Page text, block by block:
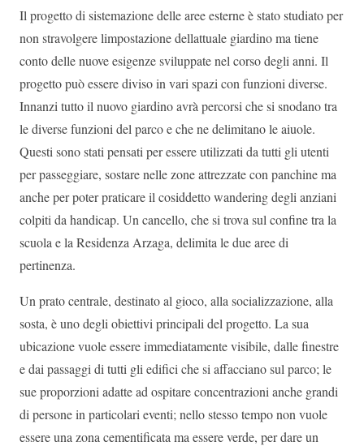
Il progetto di sistemazione delle aree esterne è stato studiato per
non stravolgere limpostazione dellattuale giardino ma tiene
conto delle nuove esigenze sviluppate nel corso degli anni. Il
progetto può essere diviso in vari spazi con funzioni diverse.
Innanzi tutto il nuovo giardino avrà percorsi che si snodano tra
le diverse funzioni del parco e che ne delimitano le aiuole.
Questi sono stati pensati per essere utilizzati da tutti gli utenti
per passeggiare, sostare nelle zone attrezzate con panchine ma
anche per poter praticare il cosiddetto wandering degli anziani
colpiti da handicap. Un cancello, che si trova sul confine tra la
scuola e la Residenza Arzaga, delimita le due aree di
pertinenza.
Un prato centrale, destinato al gioco, alla socializzazione, alla
sosta, è uno degli obiettivi principali del progetto. La sua
ubicazione vuole essere immediatamente visibile, dalle finestre
e dai passaggi di tutti gli edifici che si affacciano sul parco; le
sue proporzioni adatte ad ospitare concentrazioni anche grandi
di persone in particolari eventi; nello stesso tempo non vuole
essere una zona cementificata ma essere verde, per dare un